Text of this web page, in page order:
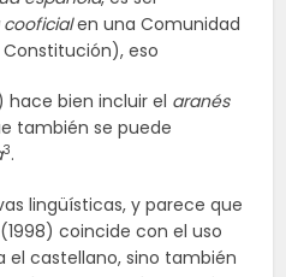
cooficialen una Comunidad
eso
hace bien incluir el aranés
también se puede
3.
lingüísticas, y parece que
coincide con el uso
el castellano, sino también